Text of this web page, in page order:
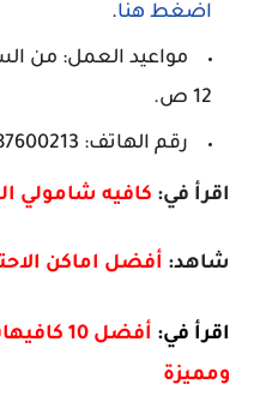
اضغط هنا.
12 ص.
رقم الهاتف: 966587600213.
اقرأ في: كافيه شامولي
شاهد: أفضل اماكن
اقرأ في:
أفضل 10
ومميزة